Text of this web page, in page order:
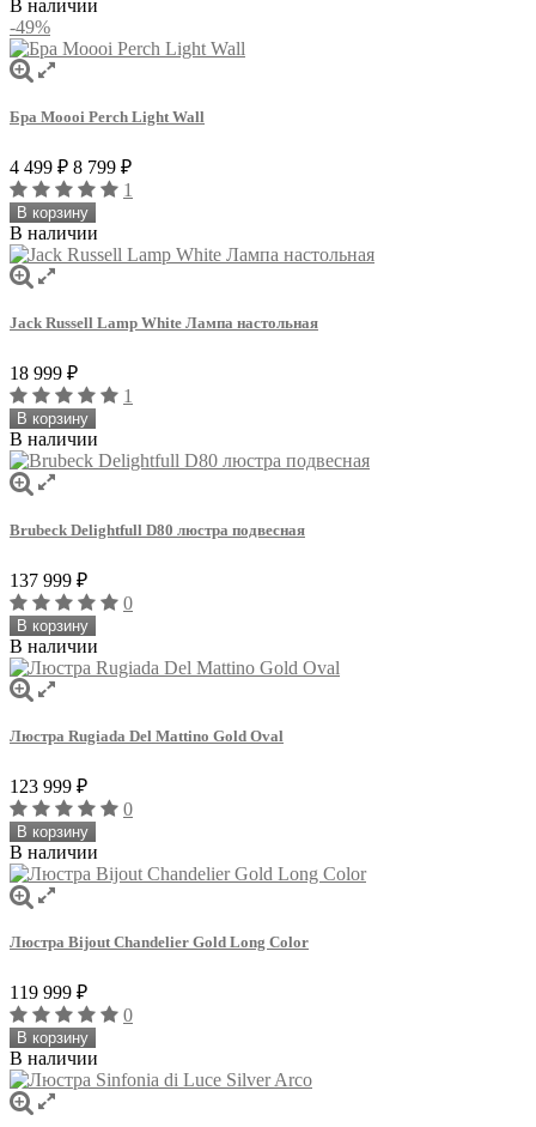
В наличии
-49%
Бра Moooi Perch Light Wall
4 499 ₽ 8 799 ₽
1
В корзину
В наличии
Jack Russell Lamp White Лампа настольная
18 999 ₽
1
В корзину
В наличии
Brubeck Delightfull D80 люстра подвесная
137 999 ₽
0
В корзину
В наличии
Люстра Rugiada Del Mattino Gold Oval
123 999 ₽
0
В корзину
В наличии
Люстра Bijout Chandelier Gold Long Сolor
119 999 ₽
0
В корзину
В наличии